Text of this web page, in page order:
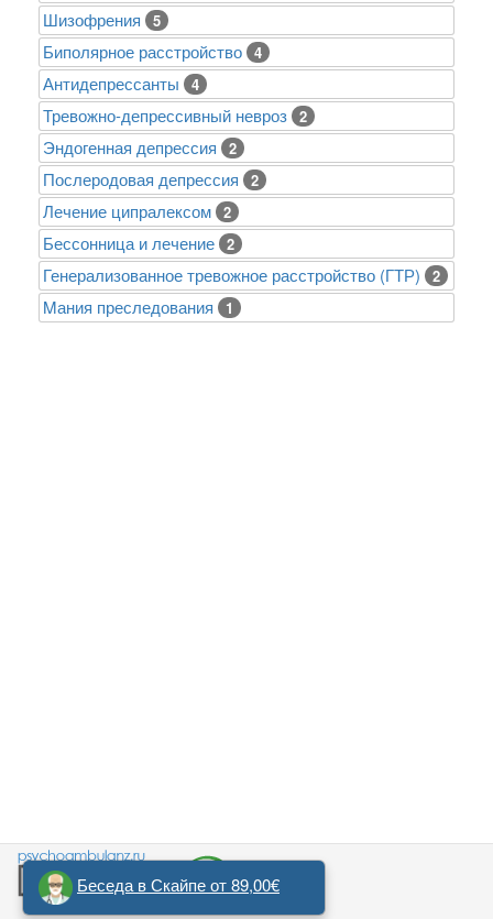
Шизофрения 5
Биполярное расстройство 4
Антидепрессанты 4
Тревожно-депрессивный невроз 2
Эндогенная депрессия 2
Послеродовая депрессия 2
Лечение ципралексом 2
Бессонница и лечение 2
Генерализованное тревожное расстройство (ГТР) 2
Mания преследования 1
Беседа в Скайпе от 89,00€